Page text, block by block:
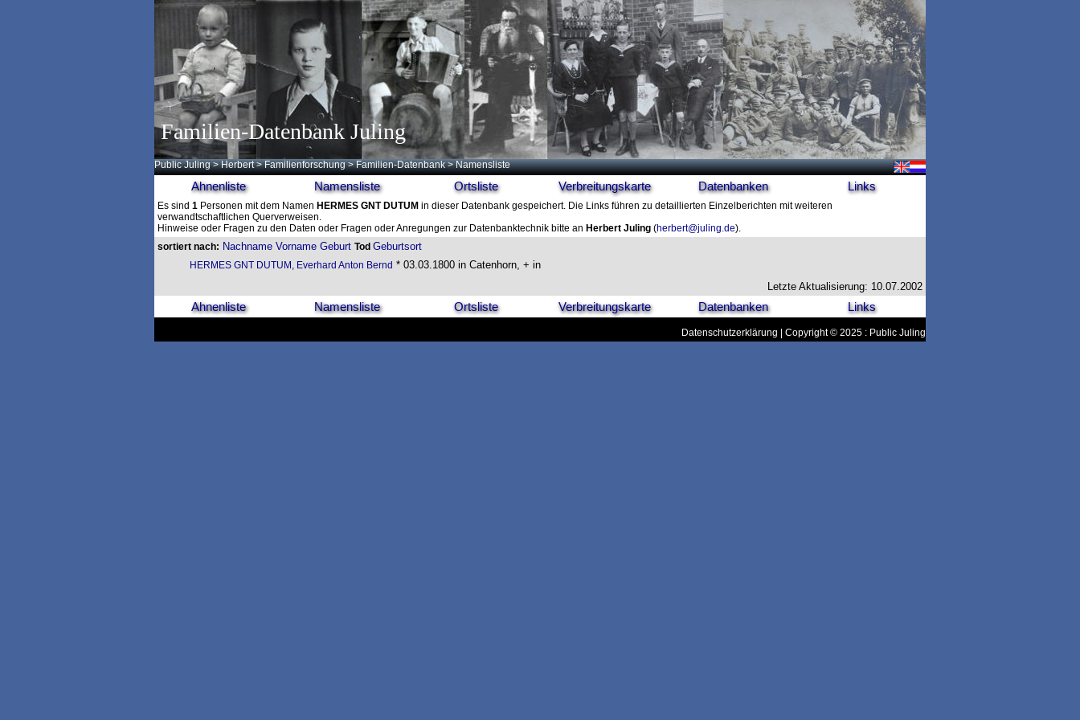
Familien-Datenbank Juling
Public Juling >Herbert >Familienforschung >Familien-Datenbank > Namensliste
Ahnenliste Namensliste Ortsliste Verbreitungskarte Datenbanken Links
Es sind 1 Personen mit dem Namen HERMES GNT DUTUM in dieser Datenbank gespeichert. Die Links führen zu detaillierten Einzelberichten mit weiteren
verwandtschaftlichen Querverweisen.
Hinweise oder Fragen zu den Daten oder Fragen oder Anregungen zur Datenbanktechnik bitte an Herbert Juling (herbert@juling.de).
sortiert nach: Nachname Vorname Geburt Tod Geburtsort
HERMES GNT DUTUM, Everhard Anton Bernd * 03.03.1800 in Catenhorn, + in
Letzte Aktualisierung: 10.07.2002
Ahnenliste Namensliste Ortsliste Verbreitungskarte Datenbanken Links
Datenschutzerklärung | Copyright © 2025 : Public Juling